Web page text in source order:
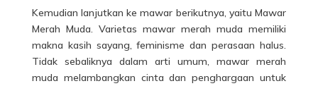
Kemudian lanjutkan ke mawar berikutnya, yaitu Mawar
Merah Muda. Varietas mawar merah muda memiliki
makna kasih sayang, feminisme dan perasaan halus.
Tidak sebaliknya dalam arti umum, mawar merah
muda melambangkan cinta dan penghargaan untuk